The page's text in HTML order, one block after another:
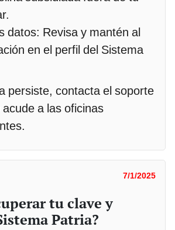
datos: Revisa y mantén al
en el perfil del Sistema
persiste, contacta el soporte
a las oficinas
7/1/2025
tu clave y
Patria?